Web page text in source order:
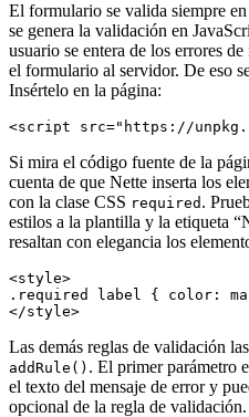
El formulario se valida siempre
se genera la validación en
usuario se entera de los errores
el formulario al servidor. De eso
Insértelo en la página:
Si mira el código fuente de la
cuenta de que Nette inserta los
con la clase CSS required .
estilos a la plantilla y la etiqueta
resaltan con elegancia los
<style>
.required label { color:
Las demás reglas de validación
addRule() . El primer parámetro
el texto del mensaje de error y
opcional de la regla de